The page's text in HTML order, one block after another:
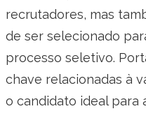
recrutadores, mas
de ser selecionado
processo seletivo.
chave relacionadas à
o candidato ideal para